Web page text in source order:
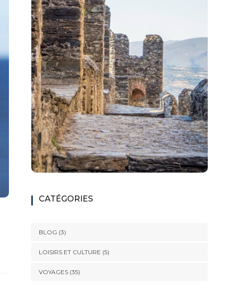
CATÉGORIES
BLOG (3)
LOISIRS ET CULTURE (5)
VOYAGES (35)